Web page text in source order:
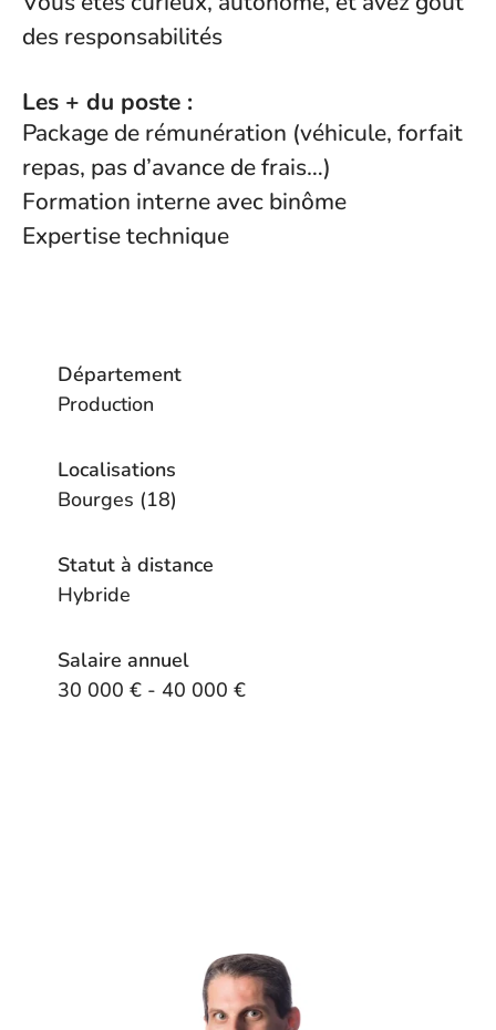
des responsabilités
Les + du poste :
Package de rémunération (véhicule, forfait
repas, pas d’avance de frais…)
Formation interne avec binôme
Expertise technique
Département
Production
Localisations
Bourges (18)
Statut à distance
Hybride
Salaire annuel
30 000 € - 40 000 €